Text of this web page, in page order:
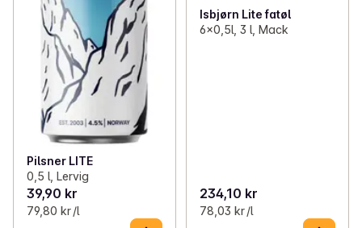
Pilsner LITE
0,5 l, Lervig
39,90 kr
79,80 kr /l
Isbjørn Lite fatøl
6x0,5l, 3 l, Mack
234,10 kr
78,03 kr /l